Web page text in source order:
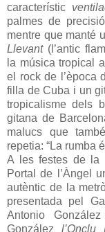
característic
palmes de
mentre que manté
Llevant(l’antic
la música tropical
el rock de l’època
filla de Cuba i un
tropicalisme dels
gitana de
malucs que
repetia: “La rumba
A les festes de la
Portal de l’Àngel
autèntic de la
presentada pel
Antonio González
Gonzálezl’Onclu